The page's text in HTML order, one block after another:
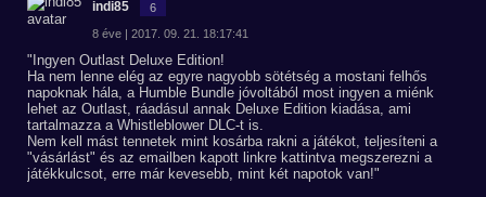
indi85 6
8 éve | 2017. 09. 21. 18:17:41
"Ingyen Outlast Deluxe Edition!
Ha nem lenne elég az egyre nagyobb sötétség a mostani felhős
napoknak hála, a Humble Bundle jóvoltából most ingyen a miénk
lehet az Outlast, ráadásul annak Deluxe Edition kiadása, ami
tartalmazza a Whistleblower DLC-t is.
Nem kell mást tennetek mint kosárba rakni a játékot, teljesíteni a
"vásárlást" és az emailben kapott linkre kattintva megszerezni a
játékkulcsot, erre már kevesebb, mint két napotok van!"